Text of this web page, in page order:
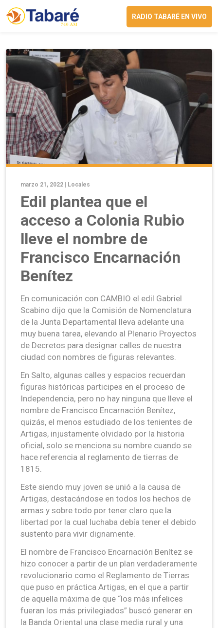
RADIO TABARÉ EN VIVO
marzo 21, 2022 | Locales
Edil plantea que el
acceso a Colonia Rubio
lleve el nombre de
Francisco Encarnación
Benítez
En comunicación con CAMBIO el edil Gabriel
Scabino dijo que la Comisión de Nomenclatura
de la Junta Departamental lleva adelante una
muy buena tarea, elevando al Plenario Proyectos
de Decretos para designar calles de nuestra
ciudad con nombres de figuras relevantes.
En Salto, algunas calles y espacios recuerdan
figuras históricas participes en el proceso de
Independencia, pero no hay ninguna que lleve el
nombre de Francisco Encarnación Benítez,
quizás, el menos estudiado de los tenientes de
Artigas, injustamente olvidado por la historia
oficial, solo se menciona su nombre cuando se
hace referencia al reglamento de tierras de
1815.
Este siendo muy joven se unió a la causa de
Artigas, destacándose en todos los hechos de
armas y sobre todo por tener claro que la
libertad por la cual luchaba debía tener el debido
sustento para vivir dignamente.
El nombre de Francisco Encarnación Benítez se
hizo conocer a partir de un plan verdaderamente
revolucionario como el Reglamento de Tierras
que puso en práctica Artigas, en el que a partir
de aquella máxima de que “los más infelices
fueran los más privilegiados” buscó generar en
la Banda Oriental una clase media rural y una